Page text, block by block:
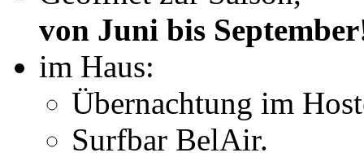
von Juni bis
im Haus:
Übernachtung im
Surfbar BelAir.